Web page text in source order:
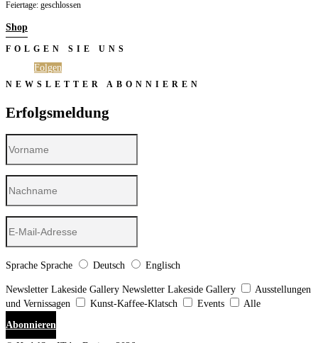
Feiertage: geschlossen
Shop
FOLGEN SIE UNS
Folgen
NEWSLETTER ABONNIEREN
Erfolgsmeldung
Sprache Sprache Deutsch Englisch
Newsletter Lakeside Gallery Newsletter Lakeside Gallery
Ausstellungen
und Vernissagen
Kunst-Kaffee-Klatsch Events
Alle
Abonnieren